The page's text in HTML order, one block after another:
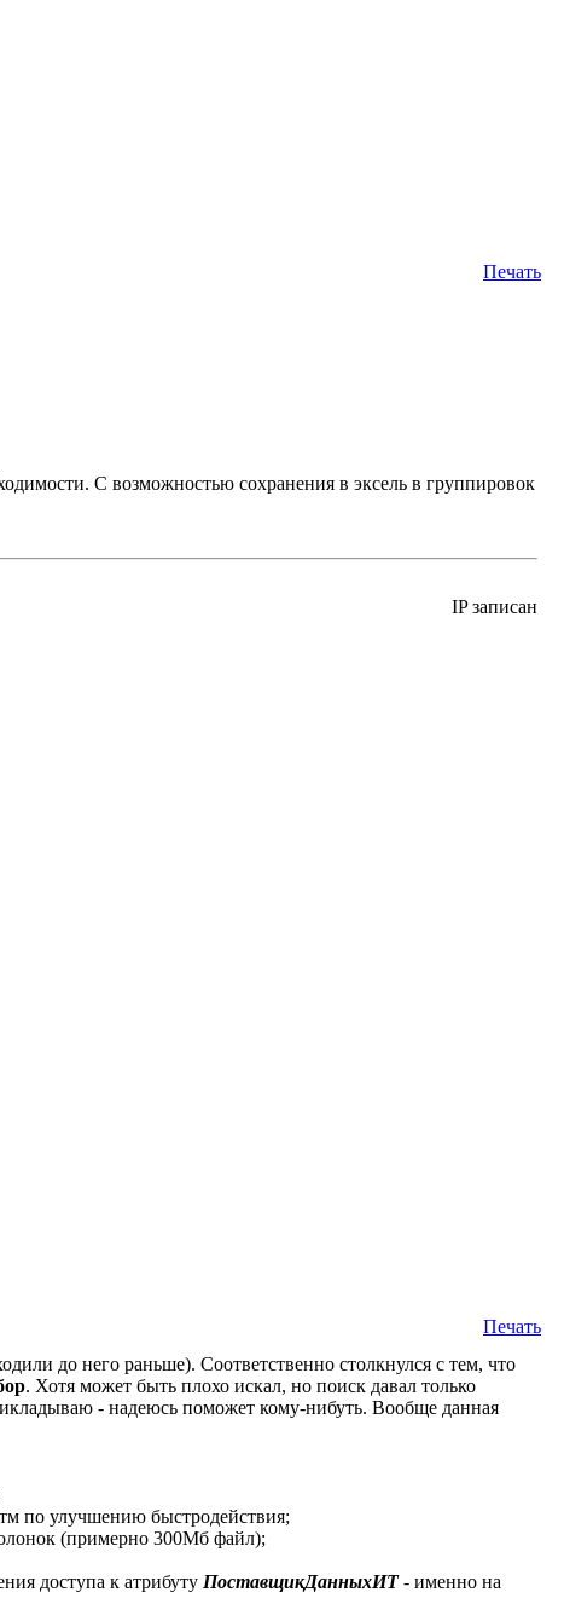
Печать
С возможностью сохранения в эксель в группировок
IP записан
Печать
до него раньше). Соответственно столкнулся с тем, что
. Хотя может быть плохо искал, но поиск давал только
- надеюсь поможет кому-нибуть. Вообще данная
по улучшению быстродействия;
(примерно 300Мб файл);
доступа к атрибуту ПоставщикДанныхИТ- именно на